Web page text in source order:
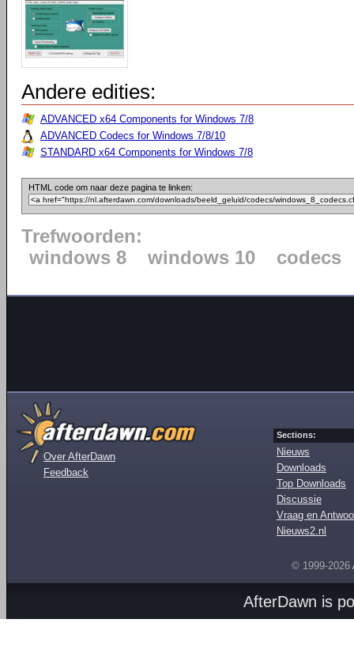
Andere edities:
ADVANCED x64 Components for Windows 7/8
ADVANCED Codecs for Windows 7/8/10
STANDARD x64 Components for Windows 7/8
HTML code om naar deze pagina te linken:
Trefwoorden:
windows 8
windows 10 codecs
Over AfterDawn
Feedback
Sections:
Nieuws
Downloads
Top Downloads
Discussie
Vraag en
Nieuws2.nl
© 1999-2026
AfterDawn is